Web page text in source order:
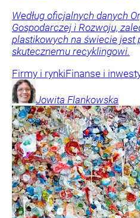
Według oficjalnych danych
Gospodarczej i Rozwoju,
plastikowych na świecie jest
skutecznemu recyklingowi.
Firmy i rynkiFinanse i
Jowita Flankowska